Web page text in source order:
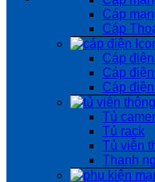
Cáp
Cáp
Cáp
Cáp
Cáp
Tủ
Tủ rack
Tủ viễn
Thanh